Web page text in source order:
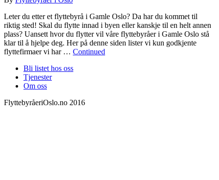
Leter du etter et flyttebyrå i Gamle Oslo? Da har du kommet til
riktig sted! Skal du flytte innad i byen eller kanskje til en helt annen
plass? Uansett hvor du flytter vil våre flyttebyråer i Gamle Oslo stå
klar til å hjelpe deg. Her på denne siden lister vi kun godkjente
flyttefirmaer vi har … Continued
Bli listet hos oss
Tjenester
Om oss
FlyttebyråeriOslo.no 2016